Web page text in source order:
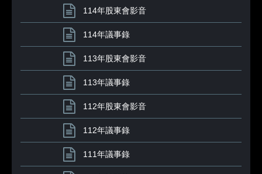
114年股東會影音
114年議事錄
113年股東會影音
113年議事錄
112年股東會影音
112年議事錄
111年議事錄